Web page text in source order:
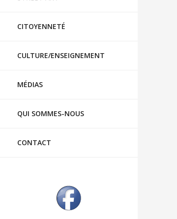
CITOYENNETÉ
CULTURE/ENSEIGNEMENT
MÉDIAS
QUI SOMMES-NOUS
CONTACT